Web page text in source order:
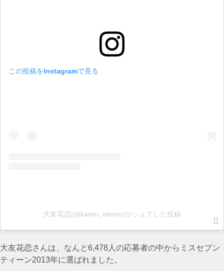
この投稿をInstagramで見る
大友花恋(@karen_otomo)がシェアした投稿
大友花恋さんは、なんと6,478人の応募者の中からミスセブン
ティーン2013年に選ばれました。